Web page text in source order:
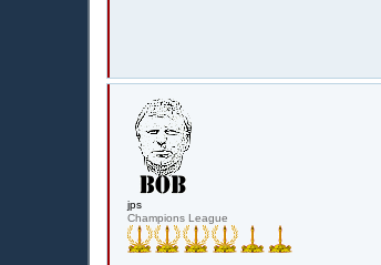
jps
Champions League